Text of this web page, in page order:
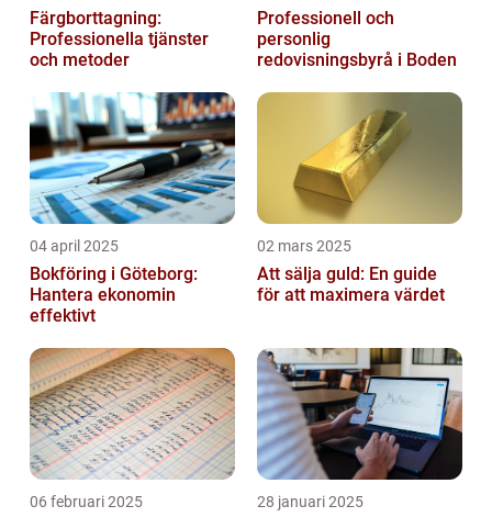
Färgborttagning:
Professionella tjänster
och metoder
Professionell och
personlig
redovisningsbyrå i Boden
04 april 2025
Bokföring i Göteborg:
Hantera ekonomin
effektivt
02 mars 2025
Att sälja guld: En guide
för att maximera värdet
06 februari 2025 28 januari 2025